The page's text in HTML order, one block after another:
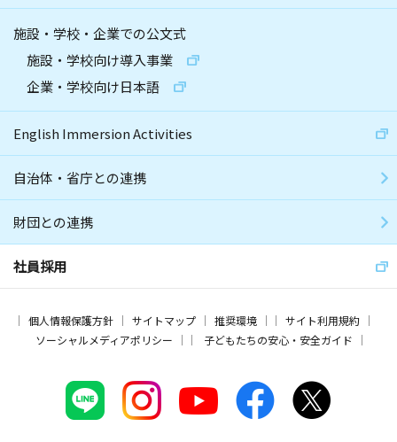
施設・学校・企業での公文式
施設・学校向け導入事業
企業・学校向け日本語
English Immersion Activities
自治体・省庁との連携
財団との連携
社員採用
個人情報保護方針 サイトマップ 推奨環境
サイト利用規約
ソーシャルメディアポリシー
子どもたちの安心・安全ガイド